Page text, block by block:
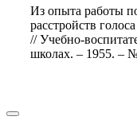
Из опыта работы
расстройств голоса
// Учебно-
школах. – 1955. –